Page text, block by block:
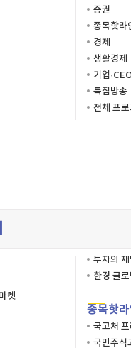
증권
종목핫라
경제
생활경제
기업
특집방송
전체 프
켓
투자의
한경 글
종목핫
국고처
국민주식